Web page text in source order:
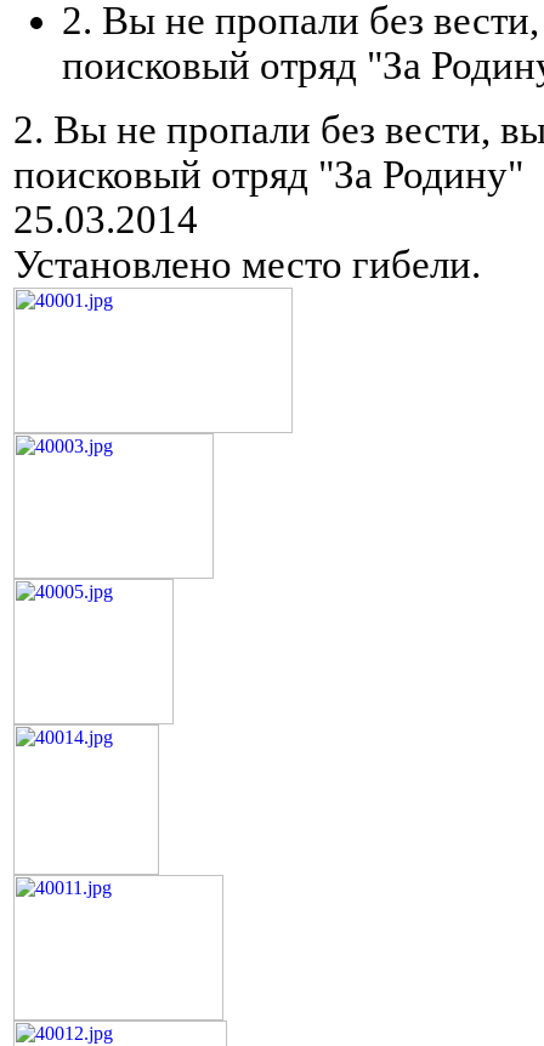
2. Вы не пропали без
поисковый отряд "За
2. Вы не пропали без вести,
поисковый отряд "За Родину"
25.03.2014
Установлено место гибели.